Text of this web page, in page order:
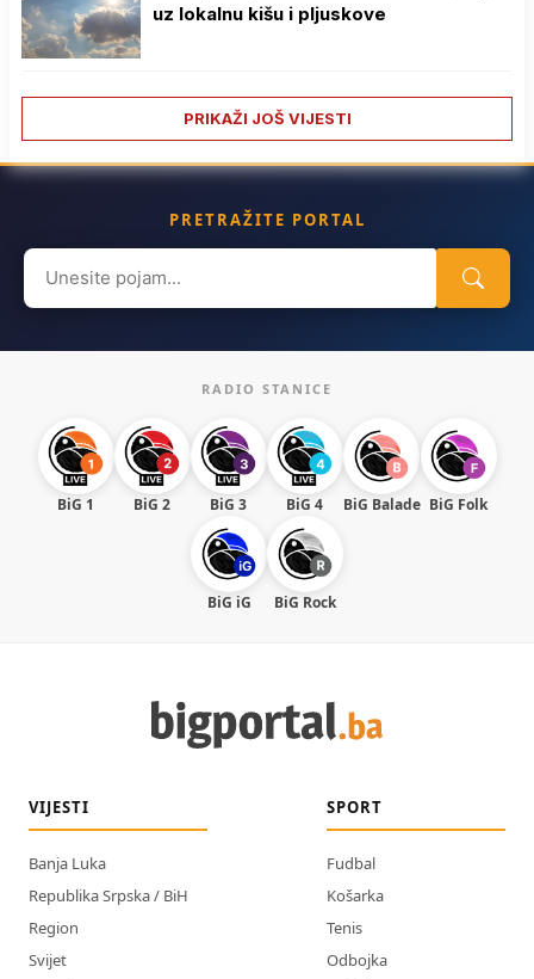
uz lokalnu kišu i pljuskove
PRIKAŽI JOŠ VIJESTI
PRETRAŽITE PORTAL
Search
for:
RADIO STANICE
BiG 1 BiG 2 BiG 3 BiG 4 BiG Balade BiG Folk
BiG iG BiG Rock
VIJESTI
Banja Luka
Republika Srpska / BiH
Region
Svijet
SPORT
Fudbal
Košarka
Tenis
Odbojka